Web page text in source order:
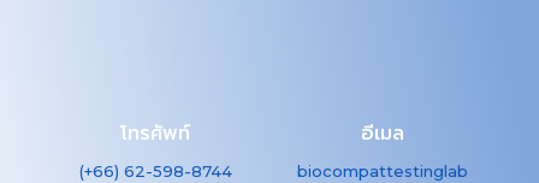
โทรศัพท์
(+66) 62-598-8744
อีเมล
biocompattestinglab